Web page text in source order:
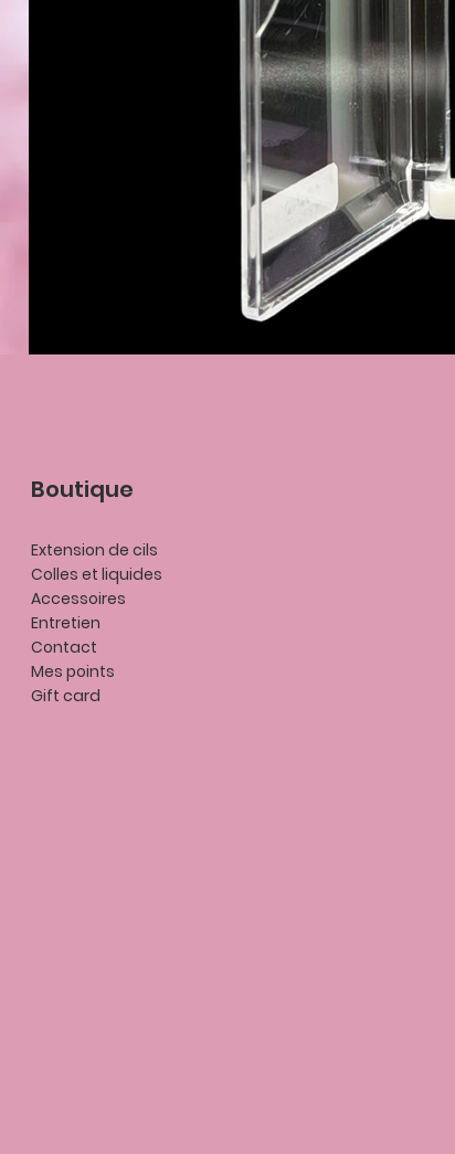
Boutique
Extension de cils
Colles et liquides
Accessoires
Entretien
Contact
Mes points
Gift card